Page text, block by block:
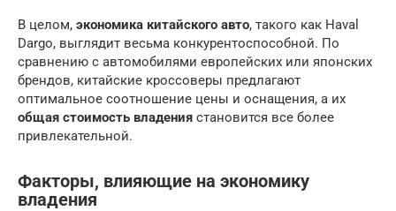
В целом, экономика китайского авто, такого как Haval
Dargo, выглядит весьма конкурентоспособной. По
сравнению с автомобилями европейских или японских
брендов, китайские кроссоверы предлагают
оптимальное соотношение цены и оснащения, а их
общая стоимость владения становится все более
привлекательной.
Факторы, влияющие на экономику
владения